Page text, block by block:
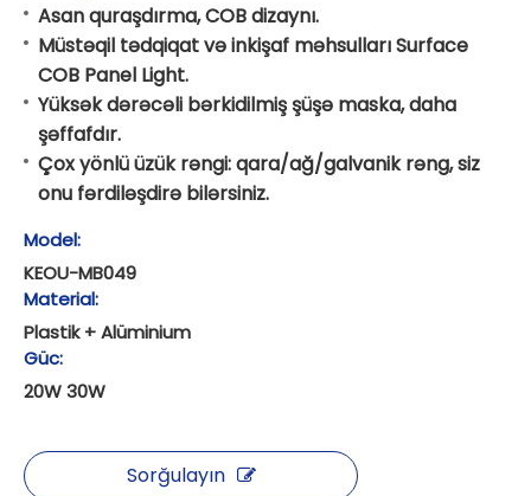
Asan quraşdırma, COB dizaynı.
Müstəqil tədqiqat və inkişaf məhsulları Surface
COB Panel Light.
Yüksək dərəcəli bərkidilmiş şüşə maska, daha
şəffafdır.
Çox yönlü üzük rəngi: qara/ağ/galvanik rəng, siz
onu fərdiləşdirə bilərsiniz.
Model:
KEOU-MB049
Material:
Plastik + Alüminium
Güc:
20W 30W
Sorğulayın